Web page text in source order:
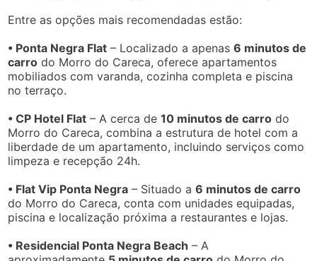
Entre as opções mais recomendadas estão:
• Ponta Negra Flat – Localizado a apenas6 minutos de
carro do Morro do Careca, oferece apartamentos
mobiliados com varanda, cozinha completa e piscina
no terraço.
• CP Hotel Flat – A cerca de10 minutos de carro do
Morro do Careca, combina a estrutura de hotel com a
liberdade de um apartamento, incluindo serviços como
limpeza e recepção 24h.
• Flat Vip Ponta Negra – Situado a6 minutos de carro
do Morro do Careca, conta com unidades equipadas,
piscina e localização próxima a restaurantes e lojas.
• Residencial Ponta Negra Beach – A